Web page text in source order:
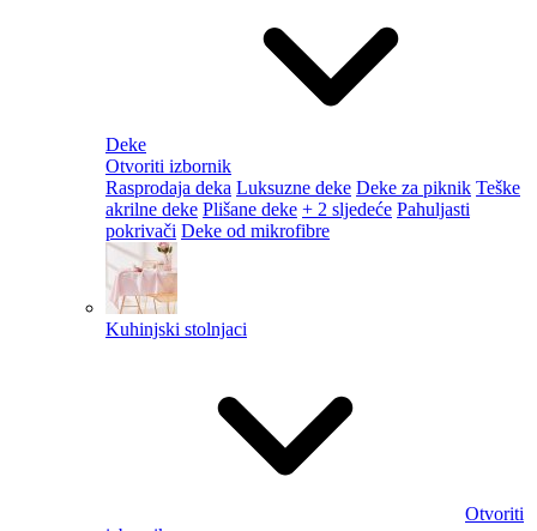
Deke
Otvoriti izbornik
Rasprodaja deka Luksuzne deke Deke za piknik Teške
akrilne deke Plišane deke + 2 sljedeće Pahuljasti
pokrivači Deke od mikrofibre
Kuhinjski stolnjaci
Otvoriti